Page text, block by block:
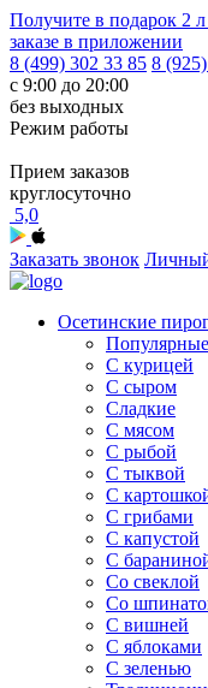
Получите в подарок 2
заказе в приложении
8 (499) 302 33 85 8
с 9:00 до 20:00
без выходных
Режим работы
Прием заказов
круглосуточно
5,0
Заказать звонок
Осетинские
Популярные
С курицей
С сыром
Сладкие
С мясом
С рыбой
С тыквой
С
С грибами
С капустой
C
Со свеклой
Со
С вишней
С яблоками
С зеленью